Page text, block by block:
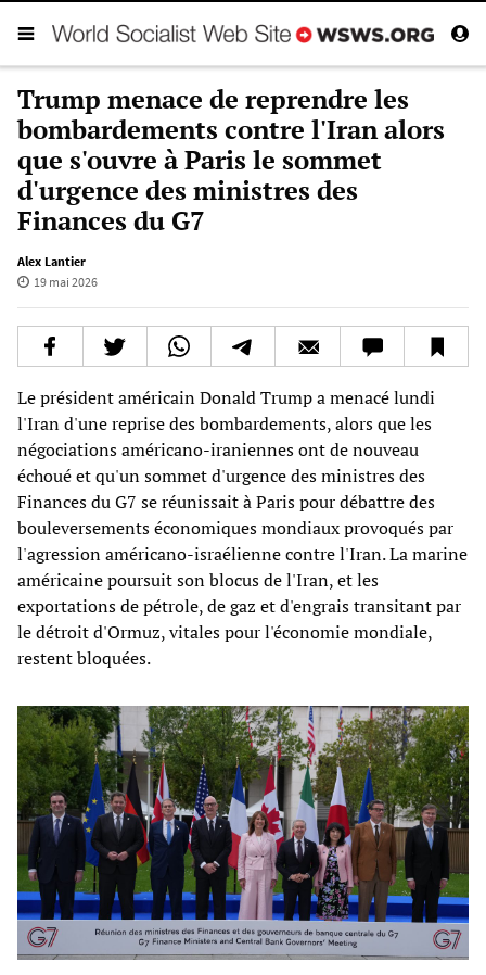
Trump menace de reprendre les
bombardements contre l'Iran alors
que s'ouvre à Paris le sommet
d'urgence des ministres des
Finances du G7
Alex Lantier
19 mai 2026
Le président américain Donald Trump a menacé lundi
l'Iran d'une reprise des bombardements, alors que les
négociations américano-iraniennes ont de nouveau
échoué et qu'un sommet d'urgence des ministres des
Finances du G7 se réunissait à Paris pour débattre des
bouleversements économiques mondiaux provoqués par
l'agression américano-israélienne contre l'Iran. La marine
américaine poursuit son blocus de l'Iran, et les
exportations de pétrole, de gaz et d'engrais transitant par
le détroit d'Ormuz, vitales pour l'économie mondiale,
restent bloquées.